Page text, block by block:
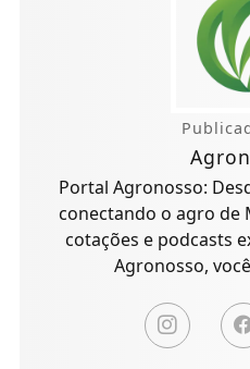
Portal Agronosso:
conectando o agro de
cotações e podcasts
Agronosso,